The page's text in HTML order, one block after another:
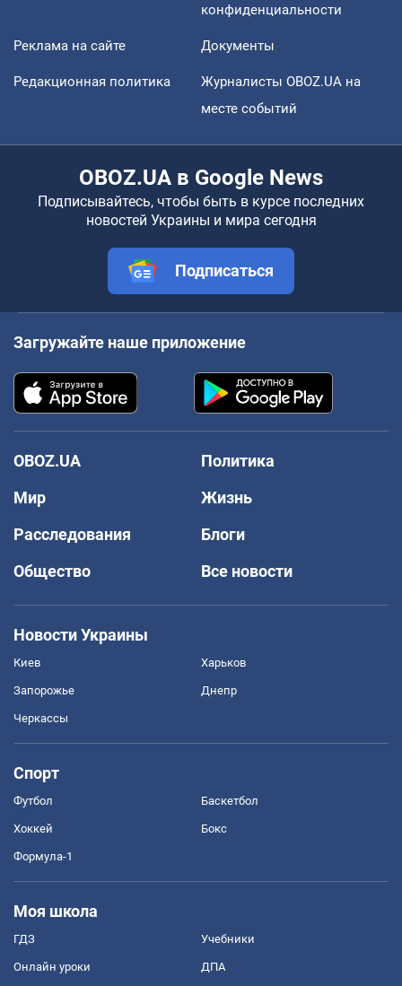
конфиденциальности
Реклама на сайте Документы
Редакционная политика
Журналисты OBOZ.UA на
месте событий
OBOZ.UA в Google News
Подписывайтесь, чтобы быть в курсе последних
новостей Украины и мира сегодня
Подписаться
Загружайте наше приложение
OBOZ.UA
Политика
Мир
Жизнь
Расследования
Блоги
Общество
Все новости
Новости Украины
Киев Харьков
Запорожье Днепр
Черкассы
Спорт
Футбол Баскетбол
Хоккей Бокс
Формула-1
Моя школа
ГДЗ Учебники
Онлайн уроки ДПА